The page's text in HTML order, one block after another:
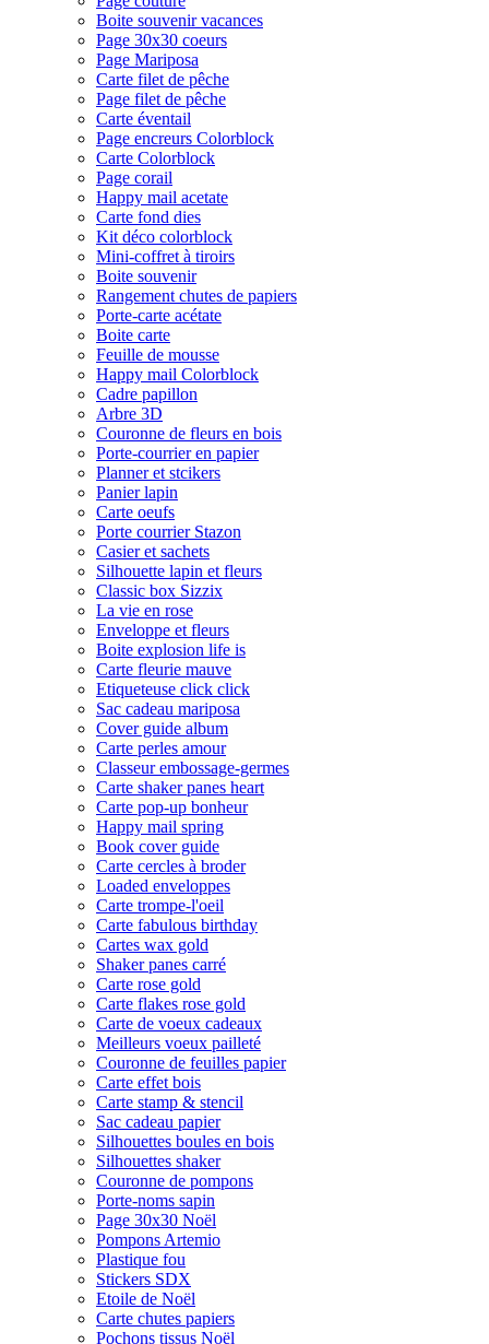
Boite souvenir vacances
Page 30x30 coeurs
Page Mariposa
Carte filet de pêche
Page filet de pêche
Carte éventail
Page encreurs Colorblock
Carte Colorblock
Page corail
Happy mail acetate
Carte fond dies
Kit déco colorblock
Mini-coffret à tiroirs
Boite souvenir
Rangement chutes de papiers
Porte-carte acétate
Boite carte
Feuille de mousse
Happy mail Colorblock
Cadre papillon
Arbre 3D
Couronne de fleurs en bois
Porte-courrier en papier
Planner et stcikers
Panier lapin
Carte oeufs
Porte courrier Stazon
Casier et sachets
Silhouette lapin et fleurs
Classic box Sizzix
La vie en rose
Enveloppe et fleurs
Boite explosion life is
Carte fleurie mauve
Etiqueteuse click click
Sac cadeau mariposa
Cover guide album
Carte perles amour
Classeur embossage-germes
Carte shaker panes heart
Carte pop-up bonheur
Happy mail spring
Book cover guide
Carte cercles à broder
Loaded enveloppes
Carte trompe-l'oeil
Carte fabulous birthday
Cartes wax gold
Shaker panes carré
Carte rose gold
Carte flakes rose gold
Carte de voeux cadeaux
Meilleurs voeux pailleté
Couronne de feuilles papier
Carte effet bois
Carte stamp & stencil
Sac cadeau papier
Silhouettes boules en bois
Silhouettes shaker
Couronne de pompons
Porte-noms sapin
Page 30x30 Noël
Pompons Artemio
Plastique fou
Stickers SDX
Etoile de Noël
Carte chutes papiers
Pochons tissus Noël